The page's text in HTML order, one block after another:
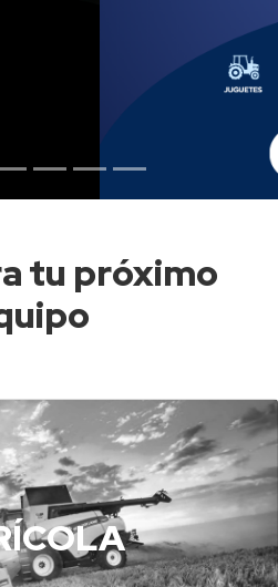
tu próximo